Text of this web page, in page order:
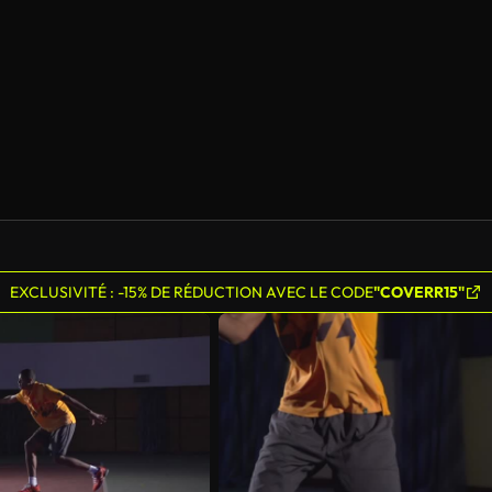
EXCLUSIVITÉ : -15% DE RÉDUCTION AVEC LE CODE"COVERR15"